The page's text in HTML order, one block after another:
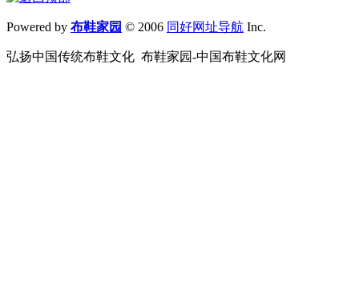
Powered by 布鞋家园 © 2006 同好网址导航 Inc.
弘扬中国传统布鞋文化 布鞋家园-中国布鞋文化网